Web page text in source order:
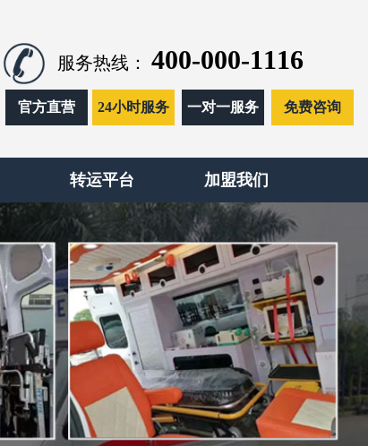
服务热线： 400-000-1116
官方直营 24小时服务 一对一服务 免费咨询
转运平台 加盟我们